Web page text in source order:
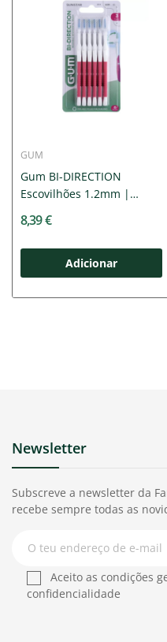
GUM
Gum BI-DIRECTION
Escovilhões 1.2mm |
8,39 €
Adicionar
Newsletter
Subscreve a newsletter da
recebe sempre todas as
Aceito as condições
confidencialidade